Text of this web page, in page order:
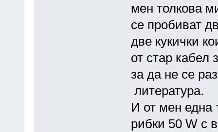
мен толкова
се пробиват
две кукички
от стар кабел
за да не се
литература.
И от мен една
рибки 50 W с